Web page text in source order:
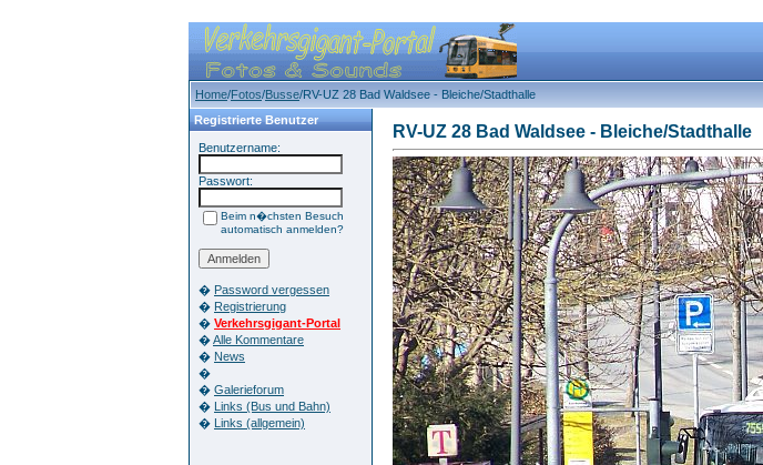
Home/Fotos/Busse/RV-UZ 28 Bad Waldsee - Bleiche/Stadthalle
Registrierte Benutzer
Benutzername:
Passwort:
Beim n�chsten Besuch
automatisch anmelden?
� Password vergessen
� Registrierung
� Verkehrsgigant-Portal
�Alle Kommentare
� News
�
� Galerieforum
� Links (Bus und Bahn)
� Links (allgemein)
RV-UZ 28 Bad Waldsee - Bleiche/Stadthalle